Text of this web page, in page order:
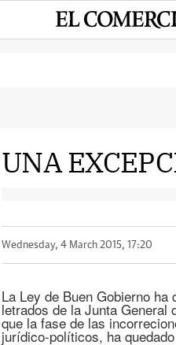
UNA
Wednesday, 4 March 2015, 17:20
La Ley de Buen Gobierno ha
letrados de la Junta General
que la fase de las
jurídico-políticos, ha